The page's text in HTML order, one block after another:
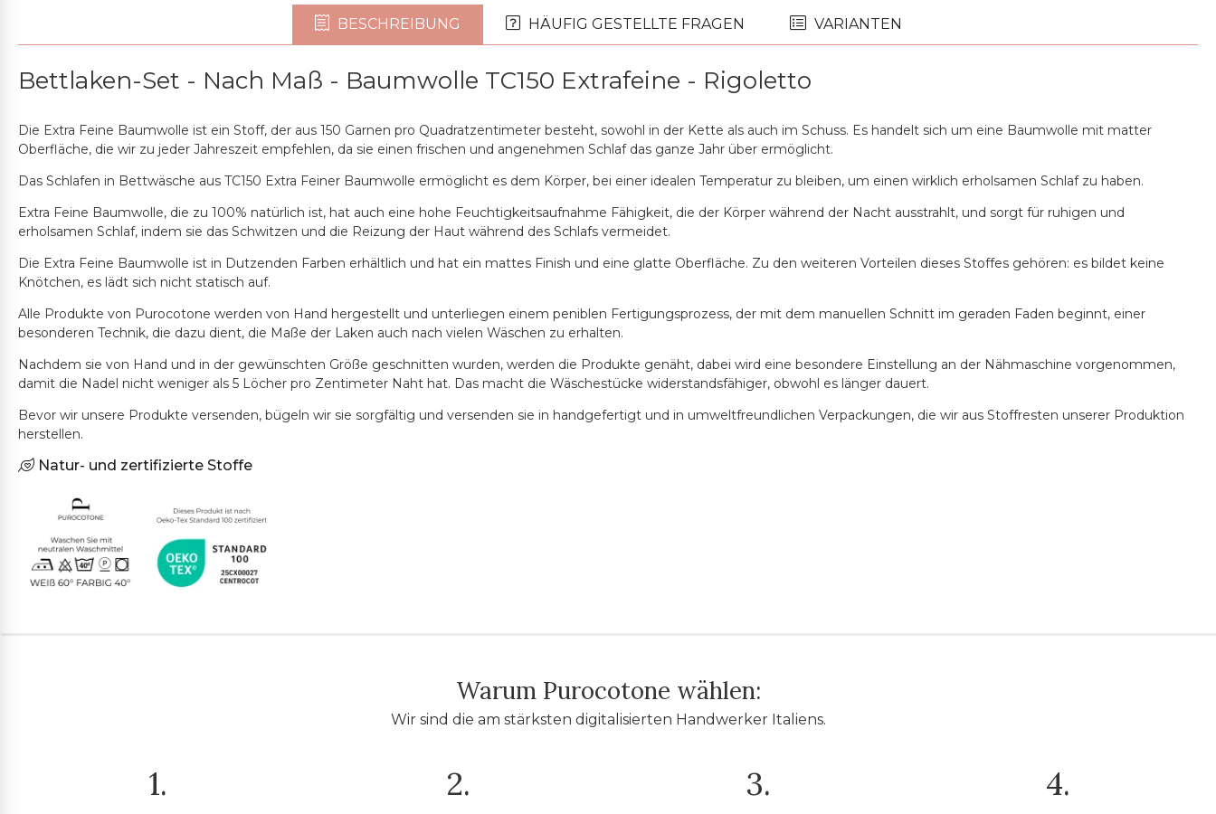
BESCHREIBUNG HÄUFIG GESTELLTE FRAGEN VARIANTEN
Bettlaken-Set - Nach Maß - Baumwolle TC150 Extrafeine - Rigoletto
Die Extra Feine Baumwolle ist ein Stoff, der aus 150 Garnen pro Quadratzentimeter besteht, sowohl in der Kette als auch im Schuss. Es handelt sich um eine Baumwolle mit matter
Oberfläche, die wir zu jeder Jahreszeit empfehlen, da sie einen frischen und angenehmen Schlaf das ganze Jahr über ermöglicht.
Das Schlafen in Bettwäsche aus TC150 Extra Feiner Baumwolle ermöglicht es dem Körper, bei einer idealen Temperatur zu bleiben, um einen wirklich erholsamen Schlaf zu haben.
Extra Feine Baumwolle, die zu 100% natürlich ist, hat auch eine hohe Feuchtigkeitsaufnahme Fähigkeit, die der Körper während der Nacht ausstrahlt, und sorgt für ruhigen und
erholsamen Schlaf, indem sie das Schwitzen und die Reizung der Haut während des Schlafs vermeidet.
Die Extra Feine Baumwolle ist in Dutzenden Farben erhältlich und hat ein mattes Finish und eine glatte Oberfläche. Zu den weiteren Vorteilen dieses Stoffes gehören: es bildet keine
Knötchen, es lädt sich nicht statisch auf.
Alle Produkte von Purocotone werden von Hand hergestellt und unterliegen einem peniblen Fertigungsprozess, der mit dem manuellen Schnitt im geraden Faden beginnt, einer
besonderen Technik, die dazu dient, die Maße der Laken auch nach vielen Wäschen zu erhalten.
Nachdem sie von Hand und in der gewünschten Größe geschnitten wurden, werden die Produkte genäht, dabei wird eine besondere Einstellung an der Nähmaschine vorgenommen,
damit die Nadel nicht weniger als 5 Löcher pro Zentimeter Naht hat. Das macht die Wäschestücke widerstandsfähiger, obwohl es länger dauert.
Bevor wir unsere Produkte versenden, bügeln wir sie sorgfältig und versenden sie in handgefertigt und in umweltfreundlichen Verpackungen, die wir aus Stoffresten unserer Produktion
herstellen.
Natur- und zertifizierte Stoffe
Warum Purocotone wählen:
Wir sind die am stärksten digitalisierten Handwerker Italiens.
1. 2. 3. 4.